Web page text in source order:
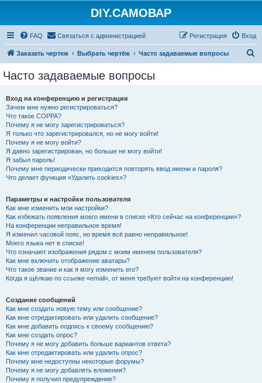
DIY.САМОВАР
FAQ Связаться с администрацией Вход
Регистрация
Заказать чертеж Выбрать чертёж Часто задаваемые вопросы
Часто задаваемые вопросы
Вход на конференцию и регистрация
Зачем мне нужно регистрироваться?
Что такое COPPA?
Почему я не могу зарегистрироваться?
Я только что зарегистрировался, но не могу войти!
Почему я не могу войти?
Я давно зарегистрирован, но больше не могу войти!
Я забыл пароль!
Почему мне периодически приходится повторять ввод имени и пароля?
Что делает функция «Удалить cookies»?
Параметры и настройки пользователя
Как мне изменить мои настройки?
Как избежать появления моего имени в списке «Кто сейчас на конференции»?
На конференции неправильное время!
Я изменил часовой пояс, но время всё равно неправильное!
Моего языка нет в списке!
Что означают изображения рядом с моим именем пользователя?
Как мне включить отображение аватары?
Что такое звание и как я могу изменить его?
Когда я щёлкаю по ссылке «email», от меня требуют войти на конференцию!
Создание сообщений
Как мне создать новую тему или сообщение?
Как мне отредактировать или удалить сообщение?
Как мне добавить подпись к своему сообщению?
Как мне создать опрос?
Почему я не могу добавить больше вариантов ответа?
Как мне отредактировать или удалить опрос?
Почему мне недоступны некоторые форумы?
Почему я не могу добавлять вложения?
Почему я получил предупреждение?